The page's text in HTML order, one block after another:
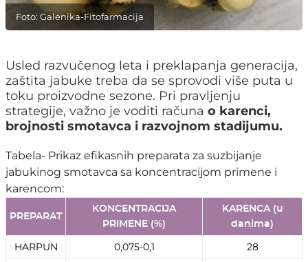
Foto: Galenika-Fitofarmacija
Usled razvučenog leta i preklapanja generacija,
zaštita jabuke treba da se sprovodi više puta u
toku proizvodne sezone. Pri pravljenju
strategije, važno je voditi računa o karenci,
brojnosti smotavca i razvojnom stadijumu.
Tabela- Prikaz efikasnih preparata za suzbijanje
jabukinog smotavca sa koncentracijom primene i
karencom:
PREPARAT
KONCENTRACIJA
PRIMENE (%)
KARENCA (u
danima)
HARPUN 0,075-0,1
28